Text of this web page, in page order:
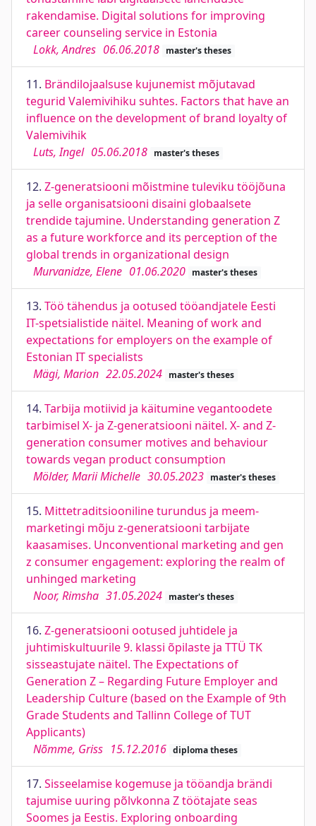
rakendamise. Digital solutions for improving
career counseling service in Estonia
Lokk, Andres 06.06.2018 master's theses
11. Brändilojaalsuse kujunemist mõjutavad
tegurid Valemivihiku suhtes. Factors that have an
influence on the development of brand loyalty of
Valemivihik
Luts, Ingel 05.06.2018 master's theses
12. Z-generatsiooni mõistmine tuleviku tööjõuna
ja selle organisatsiooni disaini globaalsete
trendide tajumine. Understanding generation Z
as a future workforce and its perception of the
global trends in organizational design
Murvanidze, Elene 01.06.2020 master's theses
13. Töö tähendus ja ootused tööandjatele Eesti
IT-spetsialistide näitel. Meaning of work and
expectations for employers on the example of
Estonian IT specialists
Mägi, Marion 22.05.2024 master's theses
14. Tarbija motiivid ja käitumine vegantoodete
tarbimisel X- ja Z-generatsiooni näitel. X- and Z-
generation consumer motives and behaviour
towards vegan product consumption
Mölder, Marii Michelle 30.05.2023 master's theses
15. Mittetraditsiooniline turundus ja meem-
marketingi mõju z-generatsiooni tarbijate
kaasamises. Unconventional marketing and gen
z consumer engagement: exploring the realm of
unhinged marketing
Noor, Rimsha 31.05.2024 master's theses
16. Z-generatsiooni ootused juhtidele ja
juhtimiskultuurile 9. klassi õpilaste ja TTÜ TK
sisseastujate näitel. The Expectations of
Generation Z – Regarding Future Employer and
Leadership Culture (based on the Example of 9th
Grade Students and Tallinn College of TUT
Applicants)
Nõmme, Griss 15.12.2016 diploma theses
17. Sisseelamise kogemuse ja tööandja brändi
tajumise uuring põlvkonna Z töötajate seas
Soomes ja Eestis. Exploring onboarding